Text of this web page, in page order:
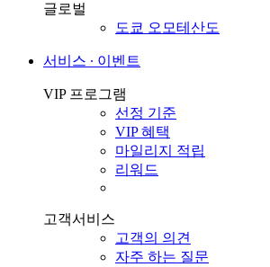
글로벌
도쿄 오모테산도
서비스 ∙ 이벤트
VIP 프로그램
선정 기준
VIP 혜택
마일리지 적립
리워드
고객서비스
고객의 의견
자주 하는 질문